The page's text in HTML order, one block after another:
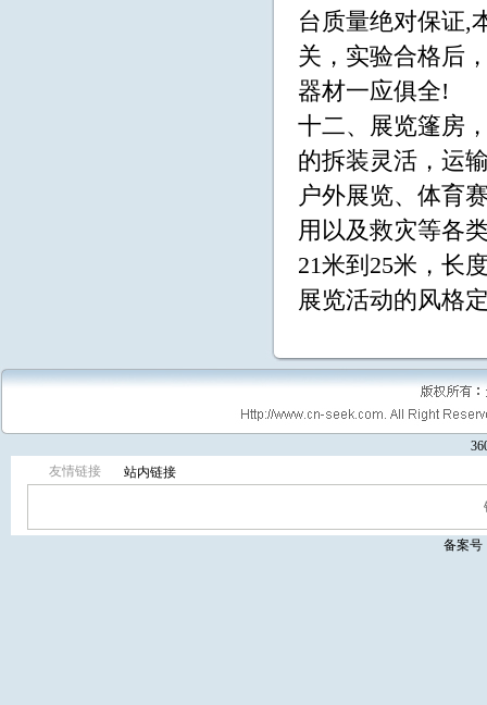
台质量绝对保证,
关，实验合格后
器材一应俱全!
十二、展览篷房
的拆装灵活，运
户外展览、体育
用以及救灾等各
21米到25米，长
展览活动的风格
友情链接
站内链接
备案号